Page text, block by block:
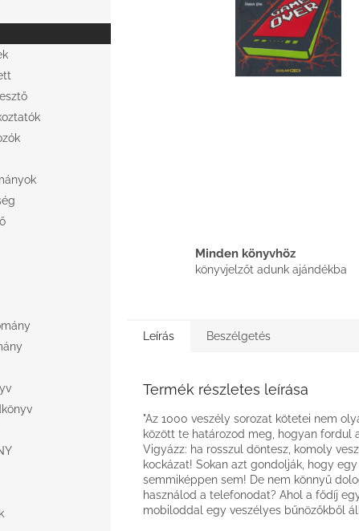
Minden könyvhöz
könyvjelzőt adunk ajándékba
Leírás Beszélgetés
Termék részletes leírása
"Az 1000 veszély sorozat kötetei nem
között te határozod meg, hogyan fordul
Vigyázz: ha rosszul döntesz, komoly
kockázat! Sokan azt gondolják, hogy
semmiképpen sem! De nem könnyű
használod a telefonodat? Ahol a fődíj
mobiloddal egy veszélyes bűnözőkből